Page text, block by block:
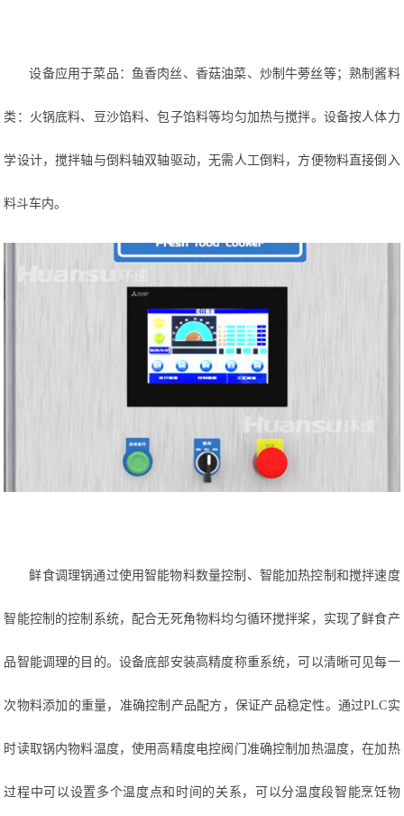
设备应用于菜品：鱼香肉丝、香菇油菜、炒制牛蒡丝等；熟制酱料
类：火锅底料、豆沙馅料、包子馅料等均匀加热与搅拌。设备按人体力
学设计，搅拌轴与倒料轴双轴驱动，无需人工倒料，方便物料直接倒入
料斗车内。
鲜食调理锅通过使用智能物料数量控制、智能加热控制和搅拌速度
智能控制的控制系统，配合无死角物料均匀循环搅拌桨，实现了鲜食产
品智能调理的目的。设备底部安装高精度称重系统，可以清晰可见每一
次物料添加的重量，准确控制产品配方，保证产品稳定性。通过PLC实
时读取锅内物料温度，使用高精度电控阀门准确控制加热温度，在加热
过程中可以设置多个温度点和时间的关系，可以分温度段智能烹饪物